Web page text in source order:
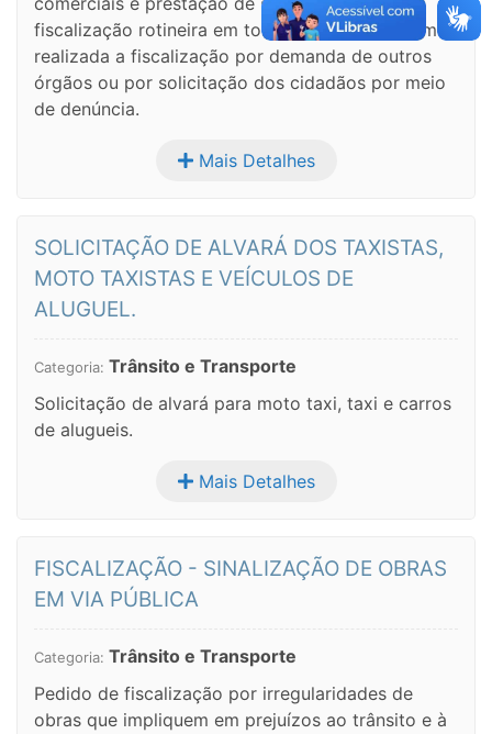
fiscalização rotineira em toda a cidade, também é
realizada a fiscalização por demanda de outros
órgãos ou por solicitação dos cidadãos por meio
de denúncia.
Mais Detalhes
SOLICITAÇÃO DE ALVARÁ DOS TAXISTAS,
MOTO TAXISTAS E VEÍCULOS DE
ALUGUEL.
Categoria: Trânsito e Transporte
Solicitação de alvará para moto taxi, taxi e carros
de alugueis.
Mais Detalhes
FISCALIZAÇÃO - SINALIZAÇÃO DE OBRAS
EM VIA PÚBLICA
Categoria: Trânsito e Transporte
Pedido de fiscalização por irregularidades de
obras que impliquem em prejuízos ao trânsito e à